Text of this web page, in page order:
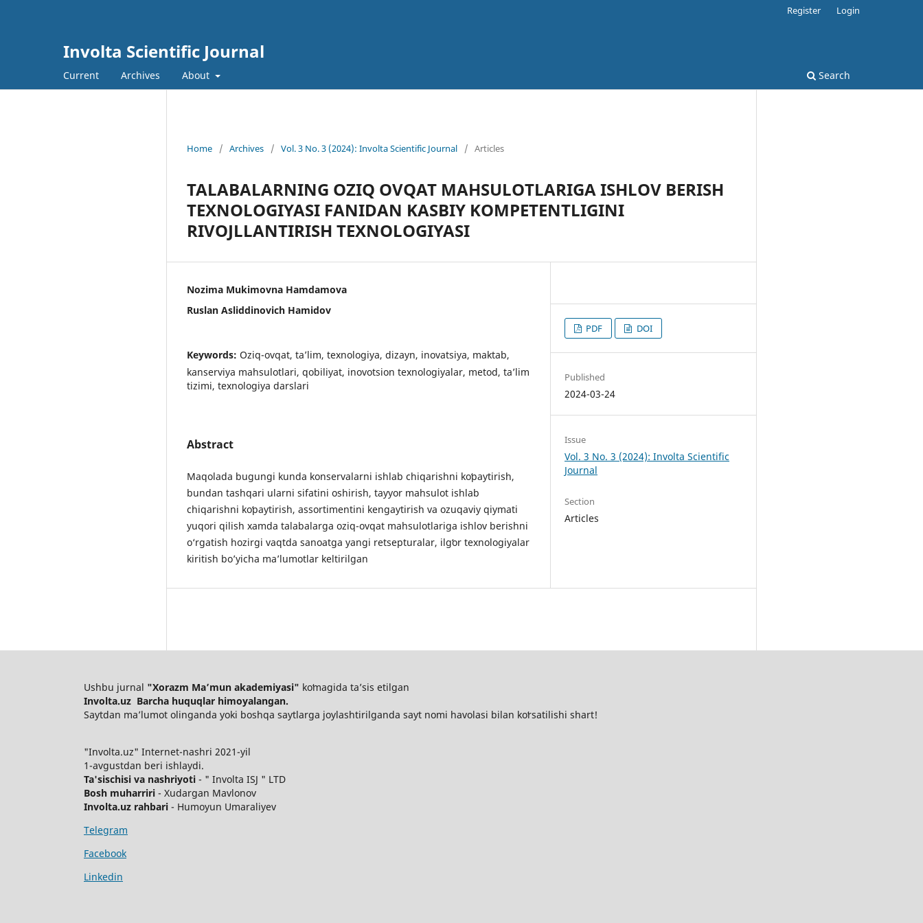
Involta Scientific Journal
Current Archives About Search
Register Login
Home / Archives / Vol. 3 No. 3 (2024): Involta Scientific Journal / Articles
TALABALARNING OZIQ OVQAT MAHSULOTLARIGA ISHLOV BERISH
TEXNOLOGIYASI FANIDAN KASBIY KOMPETENTLIGINI
RIVOJLLANTIRISH TEXNOLOGIYASI
Nozima Mukimovna Hamdamova
Ruslan Asliddinovich Hamidov
Keywords: Oziq-ovqat, ta’lim, texnologiya, dizayn, inovatsiya, maktab,
kanserviya mahsulotlari, qobiliyat, inovotsion texnologiyalar, metod, ta’lim
tizimi, texnologiya darslari
Abstract
Maqolada bugungi kunda konservalarni ishlab chiqarishni koʻpaytirish,
bundan tashqari ularni sifatini oshirish, tayyor mahsulot ishlab
chiqarishni koʻpaytirish, assortimentini kengaytirish va ozuqaviy qiymati
yuqori qilish xamda talabalarga oziq-ovqat mahsulotlariga ishlov berishni
o‘rgatish hozirgi vaqtda sanoatga yangi retsepturalar, ilgʻor texnologiyalar
kiritish bo’yicha ma’lumotlar keltirilgan
PDF DOI
Published
2024-03-24
Issue
Vol. 3 No. 3 (2024): Involta Scientific
Journal
Section
Articles
Ushbu jurnal "Xorazm Maʼmun akademiyasi" koʻmagida ta’sis etilgan
Involta.uz Barcha huquqlar himoyalangan.
Saytdan maʼlumot olinganda yoki boshqa saytlarga joylashtirilganda sayt nomi havolasi bilan koʻrsatilishi shart!
"Involta.uz" Internet-nashri 2021-yil
1-avgustdan beri ishlaydi.
Ta'sischisi va nashriyoti - " Involta ISJ " LTD
Bosh muharriri - Xudargan Mavlonov
Involta.uz rahbari - Humoyun Umaraliyev
Telegram
Facebook
Linkedin